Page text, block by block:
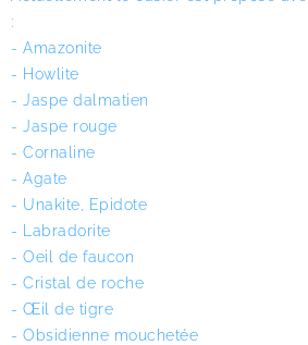
:
- Amazonite
- Howlite
- Jaspe dalmatien
- Jaspe rouge
- Cornaline
- Agate
- Unakite, Epidote
- Labradorite
- Oeil de faucon
- Cristal de roche
- Œil de tigre
- Obsidienne mouchetée